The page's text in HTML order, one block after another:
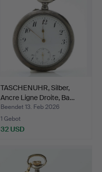
TASCHENUHR, Silber,
Ancre Ligne Droite, Ba…
Beendet 13. Feb 2026
1 Gebot
32 USD